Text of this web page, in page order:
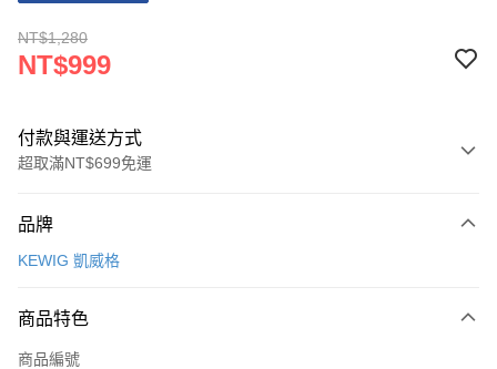
NT$1,280
NT$999
付款與運送方式
超取滿NT$699免運
信用卡一次付款
3 期 0 利率 每期
合作金庫商業銀行
超商取貨付款
品牌
KEWIG 凱威格
商品特色
商品編號